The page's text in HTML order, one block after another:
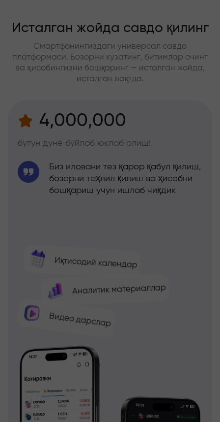
Исталган жойда савдо қилинг
Смартфонингиздаги универсал савдо
платформаси. Бозорни кузатинг, битимлар очинг
ва ҳисобингизни бошқаринг — исталган жойда,
исталган вақтда.
4,000,000
бутун дунё бўйлаб юклаб олиш!
Иқтисодий календар
Аналитик материаллар
Видео дарслар
Биз иловани тез қарор қабул қилиш,
бозорни таҳлил қилиш ва ҳисобни
бошқариш учун ишлаб чиқдик